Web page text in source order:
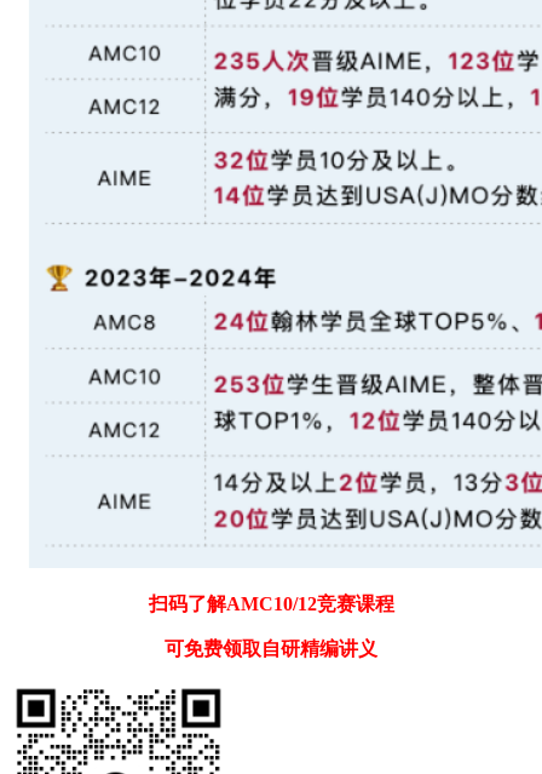
扫码了解AMC10/12竞赛课程
可免费领取自研精编讲义